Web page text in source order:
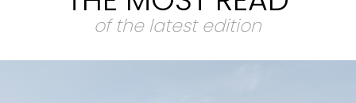
of the latest edition